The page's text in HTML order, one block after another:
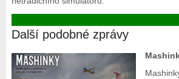
Další podobné zprávy